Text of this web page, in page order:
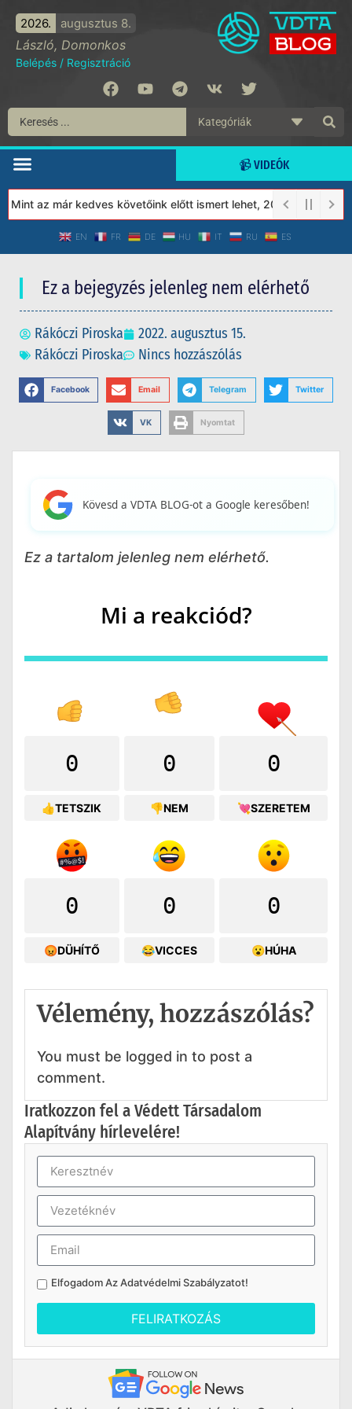
2026. augusztus 8.
László, Domonkos
Belépés / Regisztráció
📹 VIDEÓK
az már kedves követőink előtt ismert lehet, 2023-tól a Védett
EN FR DE HU IT RU ES
Ez a bejegyzés jelenleg nem elérhető
Rákóczi Piroska
2022. augusztus 15.
Rákóczi Piroska
Nincs hozzászólás
Facebook Email Telegram Twitter
VK Nyomtat
Kövesd a VDTA BLOG-ot a Google keresőben!
Ez a tartalom jelenleg nem elérhető.
Mi a reakciód?
0
👍TETSZIK
0
👎NEM
0
💘SZERETEM
0
😡DÜHÍTŐ
0
😂VICCES
0
😮HÚHA
Vélemény, hozzászólás?
You must be logged in to post a
comment.
Iratkozzon fel a Védett Társadalom
Alapítvány hírlevelére!
Elfogadom AzAdatvédelmi Szabályzatot!
FELIRATKOZÁS